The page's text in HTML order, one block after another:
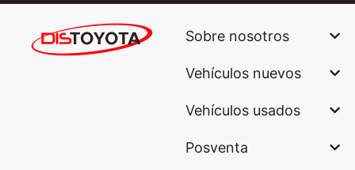
Sobre nosotros
Vehículos nuevos
Vehículos usados
Posventa